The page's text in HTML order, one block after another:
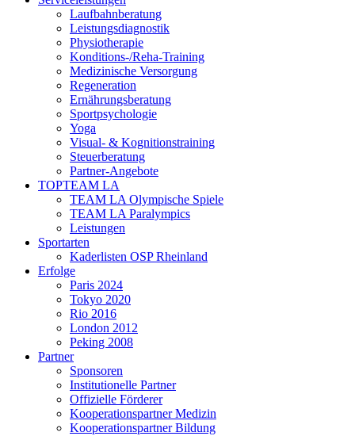
Laufbahnberatung
Leistungsdiagnostik
Physiotherapie
Konditions-/Reha-Training
Medizinische Versorgung
Regeneration
Ernährungsberatung
Sportpsychologie
Yoga
Visual- & Kognitionstraining
Steuerberatung
Partner-Angebote
TOPTEAM LA
TEAM LA Olympische Spiele
TEAM LA Paralympics
Leistungen
Sportarten
Kaderlisten OSP Rheinland
Erfolge
Paris 2024
Tokyo 2020
Rio 2016
London 2012
Peking 2008
Partner
Sponsoren
Institutionelle Partner
Offizielle Förderer
Kooperationspartner Medizin
Kooperationspartner Bildung